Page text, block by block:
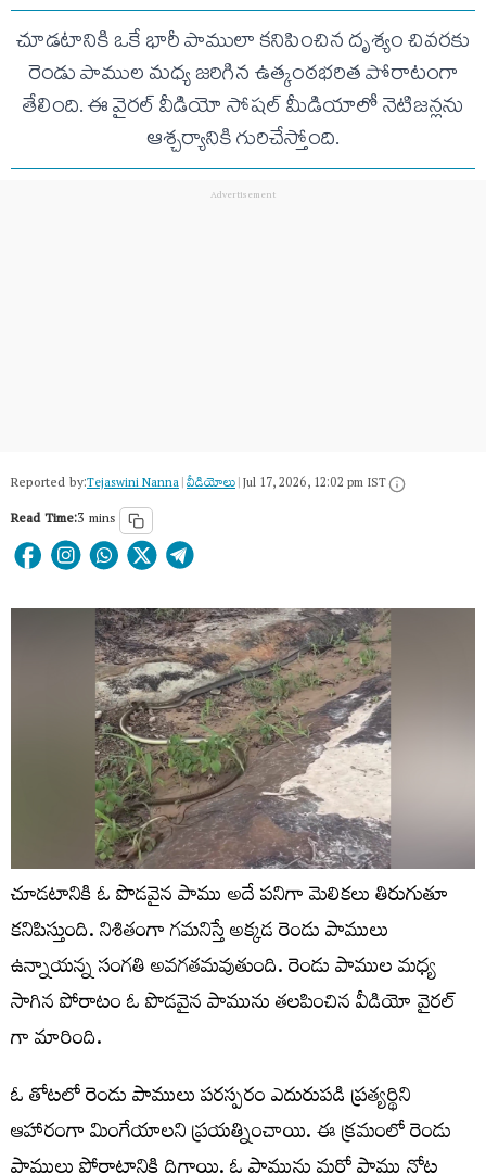
చూడటానికి ఒకే భారీ పాములా కనిపించిన దృశ్యం చివరకు
రెండు పాముల మధ్య జరిగిన ఉత్కంఠభరిత పోరాటంగా
తేలింది. ఈ వైరల్ వీడియో సోషల్ మీడియాలో నెటిజన్లను
ఆశ్చర్యానికి గురిచేస్తోంది.
Reported by:Tejaswini Nanna|వీడియోలు|Jul 17, 2026, 12:02 pm IST
Read Time:3 mins
చూడటానికి ఓ పొడవైన పాము అదే పనిగా మెలికలు తిరుగుతూ
కనిపిస్తుంది. నిశితంగా గమనిస్తే అక్కడ రెండు పాములు
ఉన్నాయన్న సంగతి అవగతమవుతుంది. రెండు పాముల మధ్య
సాగిన పోరాటం ఓ పొడవైన పామును తలపించిన వీడియో వైరల్
గా మారింది.
ఓ తోటలో రెండు పాములు పరస్పరం ఎదురుపడి ప్రత్యర్థిని
ఆహారంగా మింగేయాలని ప్రయత్నించాయి. ఈ క్రమంలో రెండు